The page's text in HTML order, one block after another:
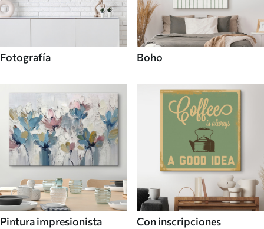
Fotografía Boho
Pintura impresionista Con inscripciones